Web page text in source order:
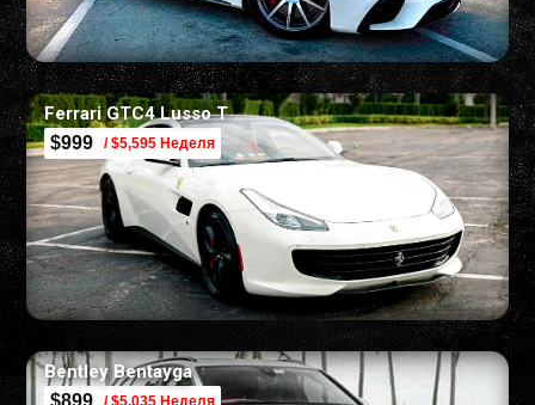
Ferrari GTC4 Lusso T
$999 / $5,595 Неделя
Bentley Bentayga
$899 / $5,035 Неделя